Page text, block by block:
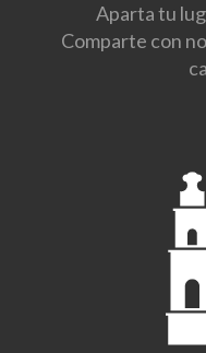
Aparta tu
Comparte con